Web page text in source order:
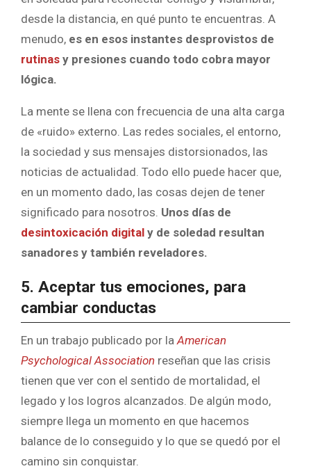
desde la distancia, en qué punto te encuentras. A
menudo, es en esos instantes desprovistos de
rutinas y presiones cuando todo cobra mayor
lógica.
La mente se llena con frecuencia de una alta carga
de «ruido» externo. Las redes sociales, el entorno,
la sociedad y sus mensajes distorsionados, las
noticias de actualidad. Todo ello puede hacer que,
en un momento dado, las cosas dejen de tener
significado para nosotros. Unos días de
desintoxicación digital y de soledad resultan
sanadores y también reveladores.
5. Aceptar tus emociones, para
cambiar conductas
En un trabajo publicado por laAmerican
Psychological Association reseñan que las crisis
tienen que ver con el sentido de mortalidad, el
legado y los logros alcanzados. De algún modo,
siempre llega un momento en que hacemos
balance de lo conseguido y lo que se quedó por el
camino sin conquistar.